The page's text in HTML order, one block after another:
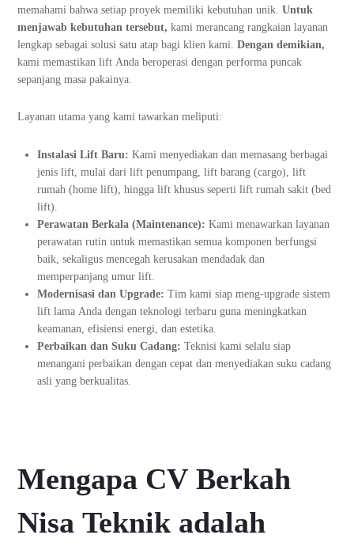
memahami bahwa setiap proyek memiliki kebutuhan unik.Untuk
menjawab kebutuhan tersebut, kami merancang rangkaian layanan
lengkap sebagai solusi satu atap bagi klien kami.Dengan demikian,
kami memastikan lift Anda beroperasi dengan performa puncak
sepanjang masa pakainya.
Layanan utama yang kami tawarkan meliputi:
Instalasi Lift Baru: Kami menyediakan dan memasang berbagai
jenis lift, mulai dari lift penumpang, lift barang (cargo), lift
rumah (home lift), hingga lift khusus seperti lift rumah sakit (bed
lift).
Perawatan Berkala (Maintenance): Kami menawarkan layanan
perawatan rutin untuk memastikan semua komponen berfungsi
baik, sekaligus mencegah kerusakan mendadak dan
memperpanjang umur lift.
Modernisasi dan Upgrade: Tim kami siap meng-upgrade sistem
lift lama Anda dengan teknologi terbaru guna meningkatkan
keamanan, efisiensi energi, dan estetika.
Perbaikan dan Suku Cadang: Teknisi kami selalu siap
menangani perbaikan dengan cepat dan menyediakan suku cadang
asli yang berkualitas.
Mengapa CV Berkah
Nisa Teknik adalah